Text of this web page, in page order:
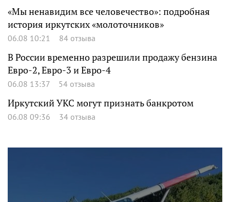
«Мы ненавидим все человечество»: подробная
история иркутских «молоточников»
06.08 10:21 84 отзыва
В России временно разрешили продажу бензина
Евро-2, Евро-3 и Евро-4
06.08 13:37 54 отзыва
Иркутский УКС могут признать банкротом
06.08 09:36 34 отзыва